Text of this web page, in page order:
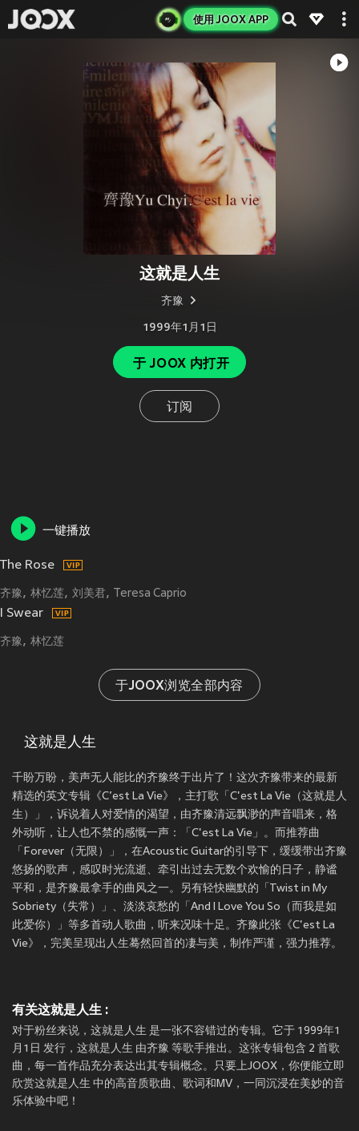
使用 JOOX APP
这就是人生
齐豫
1999年1月1日
于 JOOX 内打开
订阅
一键播放
The Rose
齐豫 林忆莲 刘美君 Teresa Caprio
I Swear
齐豫 林忆莲
于JOOX浏览全部内容
这就是人生
千盼万盼，美声无人能比的齐豫终于出片了！这次齐豫带来的最新
精选的英文专辑《C’est La Vie》，主打歌「C'est La Vie（这就是人
生）」，诉说着人对爱情的渴望，由齐豫清远飘渺的声音唱来，格
外动听，让人也不禁的感慨一声：「C'est La Vie」。而推荐曲
「Forever（无限）」，在Acoustic Guitar的引导下，缓缓带出齐豫
悠扬的歌声，感叹时光流逝、牵引出过去无数个欢愉的日子，静谧
平和，是齐豫最拿手的曲风之一。另有轻快幽默的「Twist in My
Sobriety（失常）」、淡淡哀愁的「And I Love You So（而我是如
此爱你）」等多首动人歌曲，听来况味十足。齐豫此张《C'est La
Vie》，完美呈现出人生蓦然回首的凄与美，制作严谨，强力推荐。
有关这就是人生 :
对于粉丝来说，这就是人生 是一张不容错过的专辑。它于 1999年1
月1日 发行，这就是人生 由齐豫 等歌手推出。这张专辑包含 2 首歌
曲，每一首作品充分表达出其专辑概念。只要上JOOX，你便能立即
欣赏这就是人生 中的高音质歌曲、歌词和MV，一同沉浸在美妙的音
乐体验中吧！